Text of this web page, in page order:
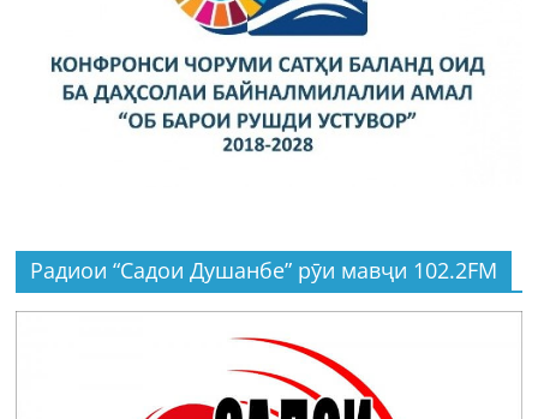
Радиои “Садои Душанбе” рӯи мавҷи 102.2FM